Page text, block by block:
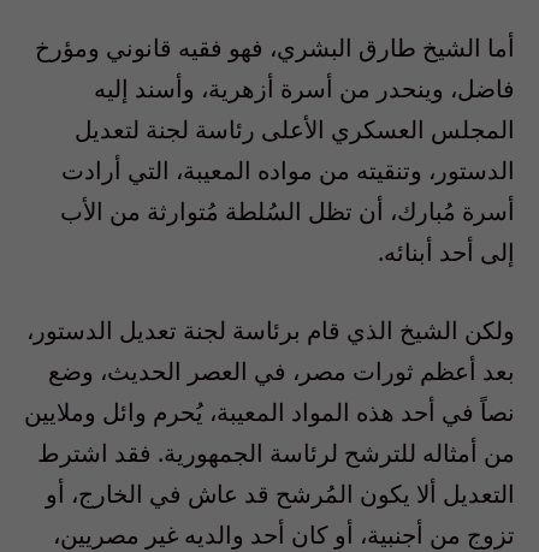
أما الشيخ طارق البشري، فهو فقيه قانوني ومؤرخ
فاضل، وينحدر من أسرة أزهرية، وأسند إليه
المجلس العسكري الأعلى رئاسة لجنة لتعديل
الدستور، وتنقيته من مواده المعيبة، التي أرادت
أسرة مُبارك، أن تظل السُلطة مُتوارثة من الأب
إلى أحد أبنائه.
ولكن الشيخ الذي قام برئاسة لجنة تعديل الدستور،
بعد أعظم ثورات مصر، في العصر الحديث، وضع
نصاً في أحد هذه المواد المعيبة، يُحرم وائل وملايين
من أمثاله للترشح لرئاسة الجمهورية. فقد اشترط
التعديل ألا يكون المُرشح قد عاش في الخارج، أو
تزوج من أجنبية، أو كان أحد والديه غير مصريين،